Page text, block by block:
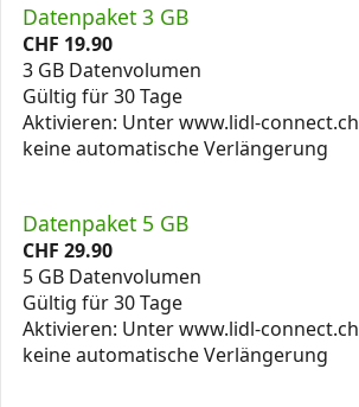
Datenpaket 3 GB
CHF 19.90
3 GB Datenvolumen
Gültig für 30 Tage
Aktivieren: Unter www.lidl-
keine automatische Verlängerung
Datenpaket 5 GB
CHF 29.90
5 GB Datenvolumen
Gültig für 30 Tage
Aktivieren: Unter www.lidl-
keine automatische Verlängerung